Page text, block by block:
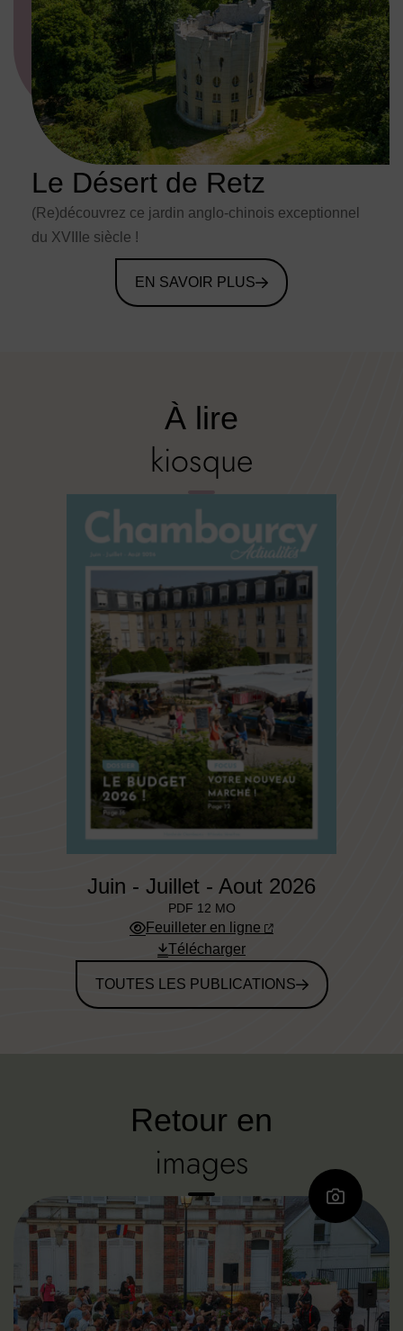
Le Désert de Retz
(Re)découvrez ce jardin anglo-chinois exceptionnel
du XVIIIe siècle !
EN SAVOIR PLUS
À lire
kiosque
Juin - Juillet - Aout 2026
PDF 12 MO
Feuilleter en ligne
Télécharger
TOUTES LES PUBLICATIONS
Retour en
images